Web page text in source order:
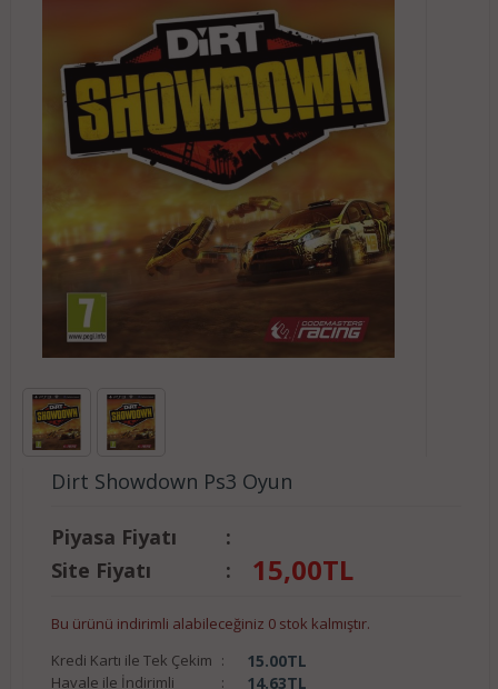
Dirt Showdown Ps3 Oyun
Piyasa Fiyatı
:
Site Fiyatı
: 15,00TL
Bu ürünü indirimli alabileceğiniz 0 stok kalmıştır.
Kredi Kartı ile Tek Çekim : 15.00TL
Havale ile İndirimli : 14.63TL